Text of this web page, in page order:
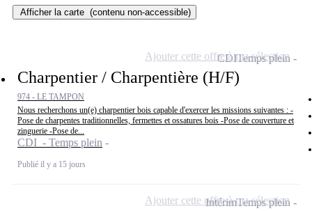
Afficher la carte (contenu non-accessible)
Charpentier / Charpentière (H/F)
974 - LE TAMPON
Nous recherchons un(e) charpentier bois capable d'exercer les missions suivantes : -
Pose de charpentes traditionnelles, fermettes et ossatures bois -Pose de couverture et
zinguerie -Pose de...
CDI - Temps plein
Publié il y a 15 jours
CDITemps plein
Ajouter cette offre à ma sélection
IntérimTemps plein
Ajouter cette offre à ma sélection